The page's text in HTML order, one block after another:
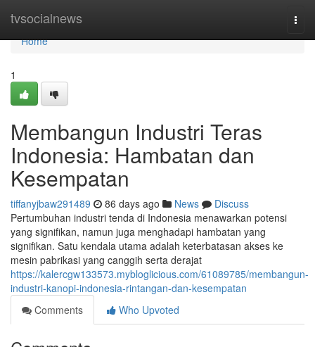
tvsocialnews
Home
Home
1
Membangun Industri Teras
Indonesia: Hambatan dan
Kesempatan
tiffanyjbaw291489 86 days ago News
Discuss
Pertumbuhan industri tenda di Indonesia menawarkan potensi
yang signifikan, namun juga menghadapi hambatan yang
signifikan. Satu kendala utama adalah keterbatasan akses ke
mesin pabrikasi yang canggih serta derajat
https://kalercgw133573.mybloglicious.com/61089785/membangun-
industri-kanopi-indonesia-rintangan-dan-kesempatan
Comments
Who Upvoted